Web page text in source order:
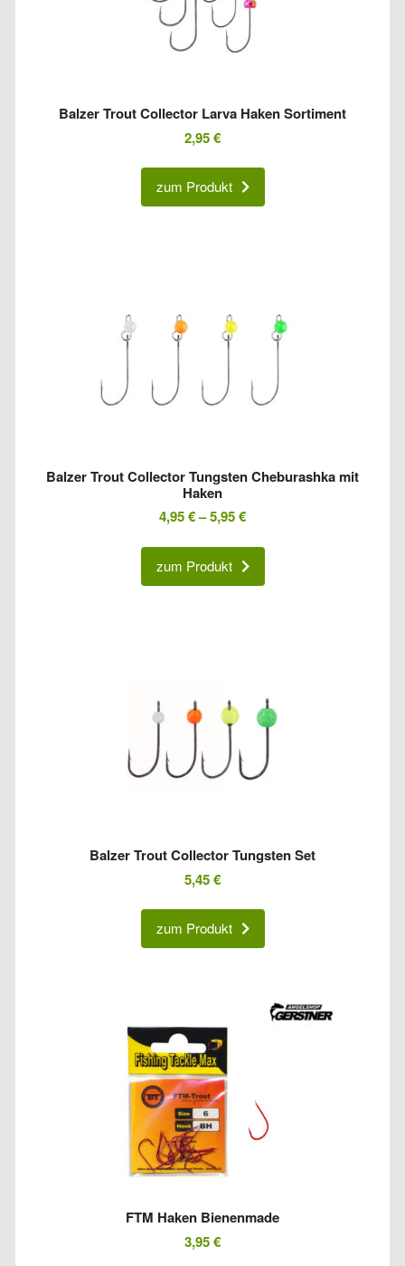
Balzer Trout Collector Larva Haken Sortiment
2,95€
zum Produkt
Balzer Trout Collector Tungsten Cheburashka mit
Haken
4,95€–5,95€
zum Produkt
Balzer Trout Collector Tungsten Set
5,45€
zum Produkt
FTM Haken Bienenmade
3,95€